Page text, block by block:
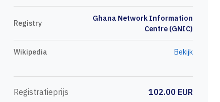
Registry
Ghana Network Information
Centre (GNIC)
Wikipedia Bekijk
Registratieprijs
102.00 EUR